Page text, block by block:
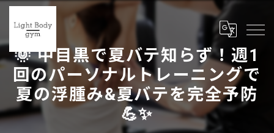
🌞 中目黒で夏バテ知らず！週1
回のパーソナルトレーニングで
夏の浮腫み&夏バテを完全予防
💪✨